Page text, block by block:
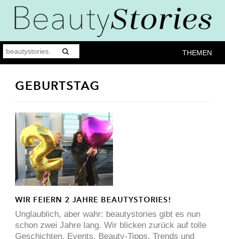
THEMEN
GEBURTSTAG
WIR FEIERN 2 JAHRE BEAUTYSTORIES!
Unglaublich, aber wahr: beautystories gibt es nun
schon zwei Jahre lang. Wir blicken zurück auf tolle
Geschichten, Events, Beauty-Tipps, Trends und